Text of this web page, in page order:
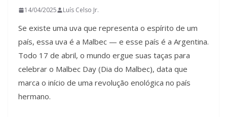
14/04/2025 Luís Celso Jr.
Se existe uma uva que representa o espírito de um
país, essa uva é a Malbec — e esse país é a Argentina.
Todo 17 de abril, o mundo ergue suas taças para
celebrar o Malbec Day (Dia do Malbec), data que
marca o início de uma revolução enológica no país
hermano.